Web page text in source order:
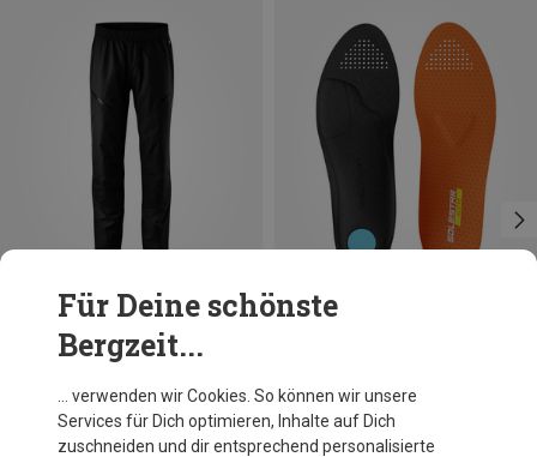
Solestar
Active Einlegesohle
22,46 €
Für Deine schönste
Bergzeit...
… verwenden wir Cookies. So können wir unsere
Services für Dich optimieren, Inhalte auf Dich
zuschneiden und dir entsprechend personalisierte